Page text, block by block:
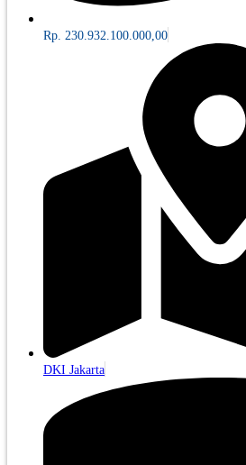
Rp. 230.932.100.000,00
DKI Jakarta